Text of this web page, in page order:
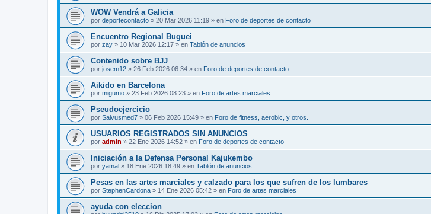
WOW Vendrá a Galicia
por deportecontacto » 20 Mar 2026 11:19 » en Foro de deportes de contacto
Encuentro Regional Buguei
por zay » 10 Mar 2026 12:17 » en Tablón de anuncios
Contenido sobre BJJ
por josem12 » 26 Feb 2026 06:34 » en Foro de deportes de contacto
Aikido en Barcelona
por migumo » 23 Feb 2026 08:23 » en Foro de artes marciales
Pseudoejercicio
por Salvusmed7 » 06 Feb 2026 15:49 » en Foro de fitness, aerobic, y otros.
USUARIOS REGISTRADOS SIN ANUNCIOS
por admin » 22 Ene 2026 14:52 » en Foro de deportes de contacto
Iniciación a la Defensa Personal Kajukembo
por yamal » 18 Ene 2026 18:49 » en Tablón de anuncios
Pesas en las artes marciales y calzado para los que sufren de los lumbares
por StephenCardona » 14 Ene 2026 05:42 » en Foro de artes marciales
ayuda con eleccion